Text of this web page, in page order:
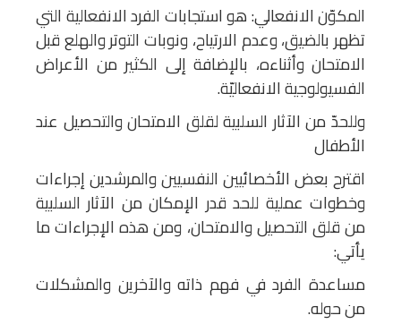
المكوّن الانفعالي: هو استجابات الفرد الانفعالية التي
تظهر بالضيق، وعدم الارتياح، ونوبات التوتر والهلع قبل
الامتحان وأثناءه، بالإضافة إلى الكثير من الأعراض
الفسيولوجية الانفعاليّة.
وللحدّ من الآثار السلبية لقلق الامتحان والتحصيل عند
الأطفال
اقترح بعض الأخصائيين النفسيين والمرشدين إجراءات
وخطوات عملية للحد قدر الإمكان من الآثار السلبية
من قلق التحصيل والامتحان، ومن هذه الإجراءات ما
يأتي:
مساعدة الفرد في فهم ذاته والآخرين والمشكلات
من حوله.